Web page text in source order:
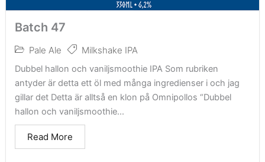
Batch 47
Pale Ale Milkshake IPA
Dubbel hallon och vaniljsmoothie IPA Som rubriken
antyder är detta ett öl med många ingredienser i och jag
gillar det Detta är alltså en klon på Omnipollos “Dubbel
hallon och vaniljsmoothie...
Read More